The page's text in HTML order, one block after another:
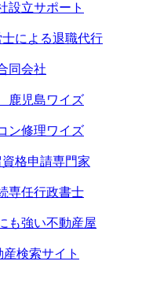
立サポート
士による退職代行
同会社
鹿児島ワイズ
ン修理ワイズ
格申請専門家
専任行政書士
も強い不動産屋
検索サイト